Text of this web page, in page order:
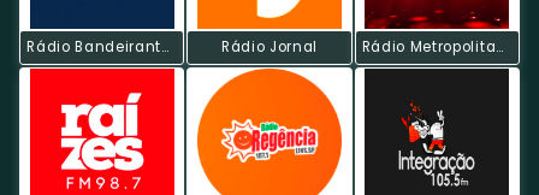
Rádio Bandeirantes AM Rádio Jornal Rádio Metropolitana